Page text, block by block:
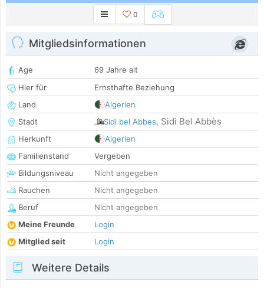
0
Mitgliedsinformationen
Age
69 Jahre alt
Hier für
Ernsthafte Beziehung
Land
Algerien
Stadt
Sidi bel Abbes, Sidi Bel Abbès
Herkunft
Algerien
Familienstand
Vergeben
Bildungsniveau
Nicht angegeben
Rauchen
Nicht angegeben
Beruf
Nicht angegeben
Meine Freunde
Login
Mitglied seit
Login
Weitere Details